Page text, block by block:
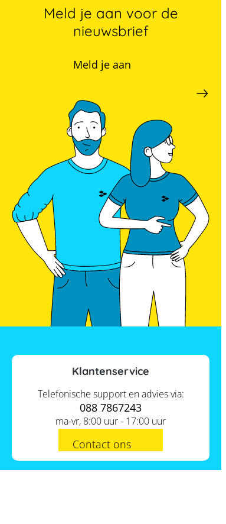
Meld je aan voor de
nieuwsbrief
Meld je aan
Klantenservice
Telefonische support en advies via:
088 7867243
ma-vr, 8:00 uur - 17:00 uur
Contact ons